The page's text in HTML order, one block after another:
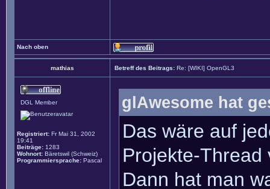
Nach oben
mathias Betreff des Beitrags: Re: [WIKI] OpenGL3
DGL Member
Registriert: Fr Mai 31, 2002
19:41
Beiträge: 1283
Wohnort: Bäretswil (Schweiz)
Programmiersprache: Pascal
glAwesome hat
Das wäre auf
Projekte-Thread
Dann hat man